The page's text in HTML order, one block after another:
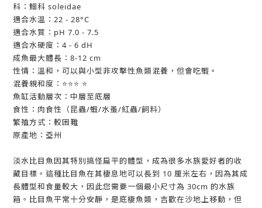
科：鰨科 soleidae
適合水温：22 - 28°C
適合水質：pH 7.0 - 7.5
適合水硬度：4 - 6 dH
成魚最大體長：8-12 cm
性情：溫和，可以與小型非攻擊性魚類混養，但會吃蝦。
混養親和度：⭐⭐⭐ ⭐
魚缸活動層次：中層至底層
食性：肉食性（昆蟲/蝦/水蚤/紅蟲/飼料）
繁殖方式：較困難
原產地：亞州
淡水比目魚因其特別搞怪扁平的體型，成為很多水族愛好者的收
藏目標。這種比目魚在其棲息地可以長到 10 厘米左右，因為其成
長體型和食量較大，因此您需要一個最小尺寸為 30cm 的水族
箱。比目魚平常十分安靜，是底棲魚類，吉歡在沙地上移動，但